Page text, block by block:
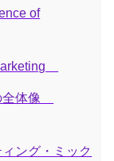
of
全体像
ング・ミック